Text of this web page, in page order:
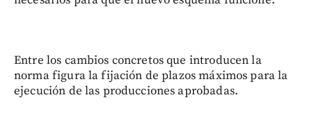
Entre los cambios concretos que introducen la
norma figura la fijación de plazos máximos para la
ejecución de las producciones aprobadas.